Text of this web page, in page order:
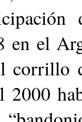
en el
corrillo
2000